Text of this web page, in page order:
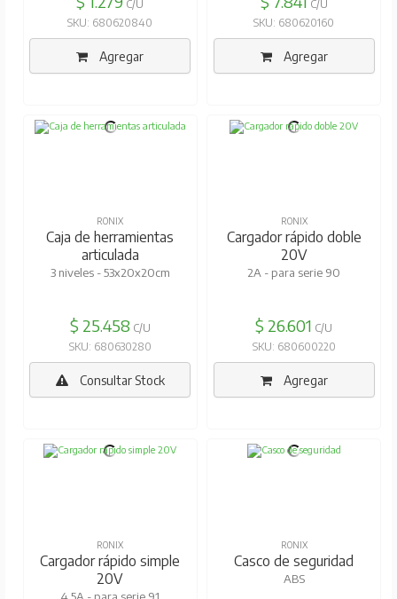
C/U
SKU: 680620840
Agregar
C/U
SKU: 680620160
Agregar
RONIX
Caja de herramientas
articulada
3 niveles - 53x20x20cm
$ 25.458 C/U
SKU: 680630280
Consultar Stock
RONIX
Cargador rápido doble
20V
2A - para serie 90
$ 26.601 C/U
SKU: 680600220
Agregar
RONIX
Cargador rápido simple
20V
RONIX
Casco de seguridad
ABS